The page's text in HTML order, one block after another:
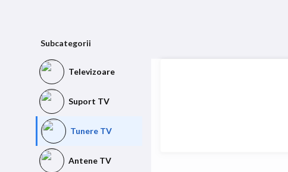
Subcategorii
Televizoare
Suport TV
Tunere TV
Antene TV